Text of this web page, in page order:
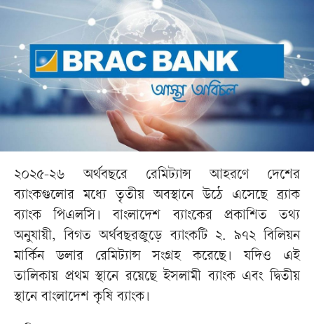
২০২৫-২৬ অর্থবছরে রেমিট্যান্স আহরণে দেশের
ব্যাংকগুলোর মধ্যে তৃতীয় অবস্থানে উঠে এসেছে ব্র্যাক
ব্যাংক পিএলসি। বাংলাদেশ ব্যাংকের প্রকাশিত তথ্য
অনুযায়ী, বিগত অর্থবছরজুড়ে ব্যাংকটি ২. ৯৭২ বিলিয়ন
মার্কিন ডলার রেমিট্যান্স সংগ্রহ করেছে। যদিও এই
তালিকায় প্রথম স্থানে রয়েছে ইসলামী ব্যাংক এবং দ্বিতীয়
স্থানে বাংলাদেশ কৃষি ব্যাংক।